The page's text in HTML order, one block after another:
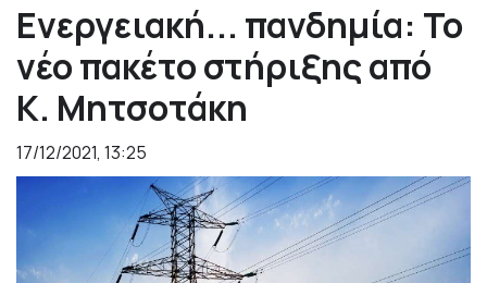
Ενεργειακή... πανδημία: Το
νέο πακέτο στήριξης από
Κ. Μητσοτάκη
17/12/2021, 13:25